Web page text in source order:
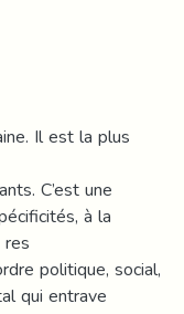
Il est la plus
C’est une
à la
politique, social,
qui entrave